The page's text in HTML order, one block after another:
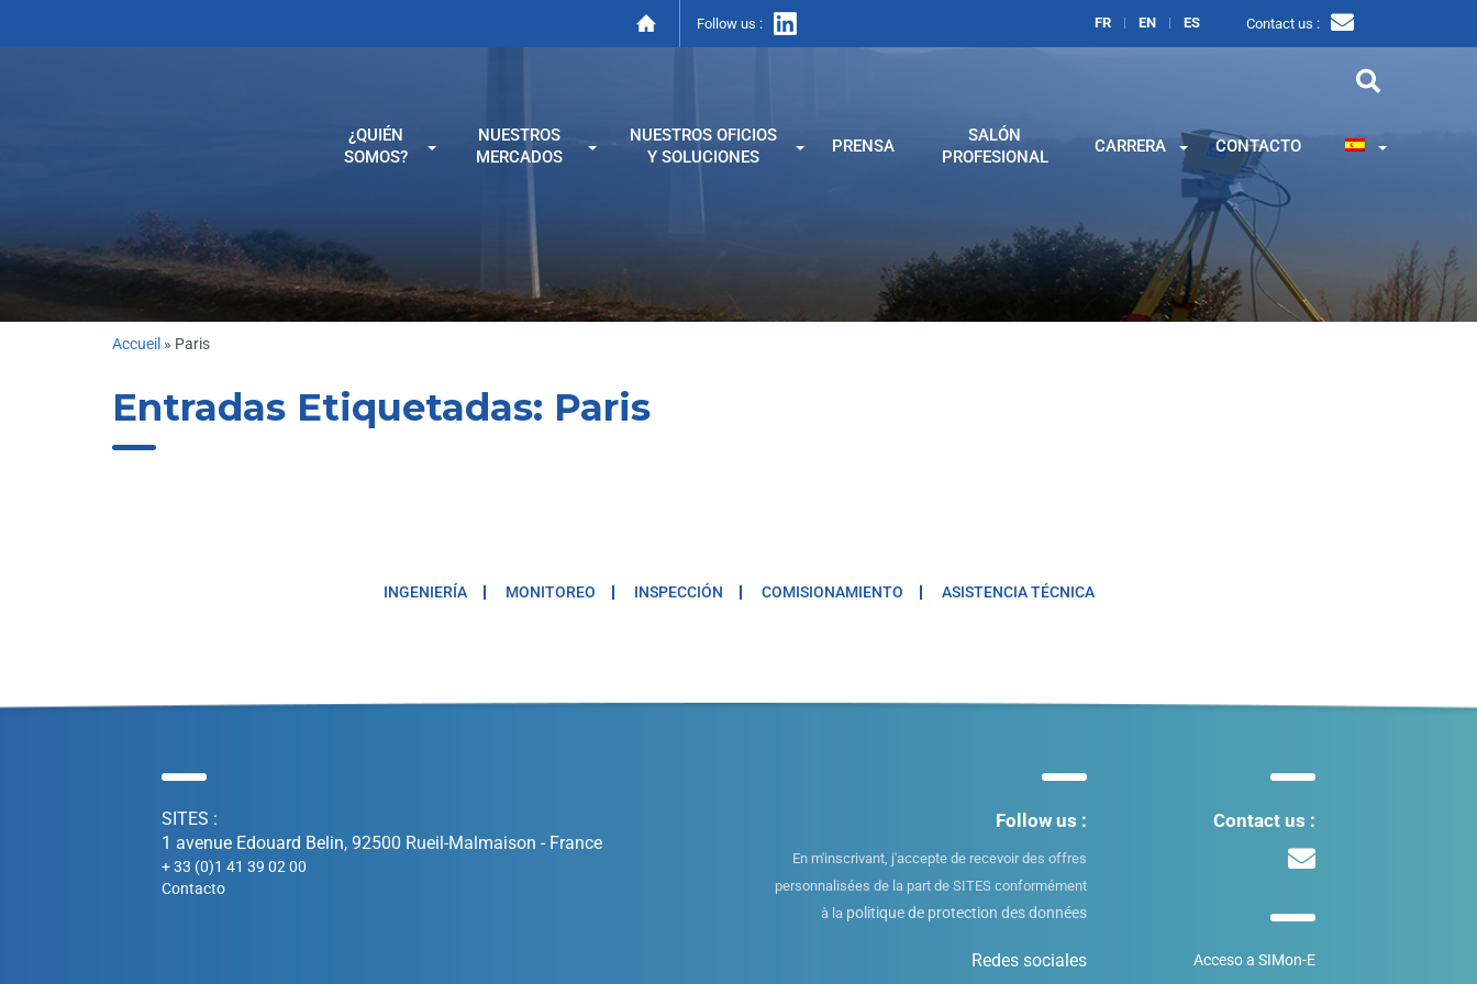
Follow us : FR EN ES Contact us :
¿QUIÉN
SOMOS?
NUESTROS
MERCADOS
NUESTROS OFICIOS
Y SOLUCIONES
PRENSA
SALÓN
PROFESIONAL
CARRERA CONTACTO
Accueil » Paris
Entradas Etiquetadas: Paris
INGENIERÍA MONITOREO INSPECCIÓN COMISIONAMIENTO ASISTENCIA TÉCNICA
SITES :
1 avenue Edouard Belin, 92500 Rueil-Malmaison - France
+ 33 (0)1 41 39 02 00
Contacto
Follow us :
En m'inscrivant, j'accepte de recevoir des offres
personnalisées de la part de SITES conformément
à la politique de protection des données
Redes sociales
Contact us :
Acceso a SIMon-E